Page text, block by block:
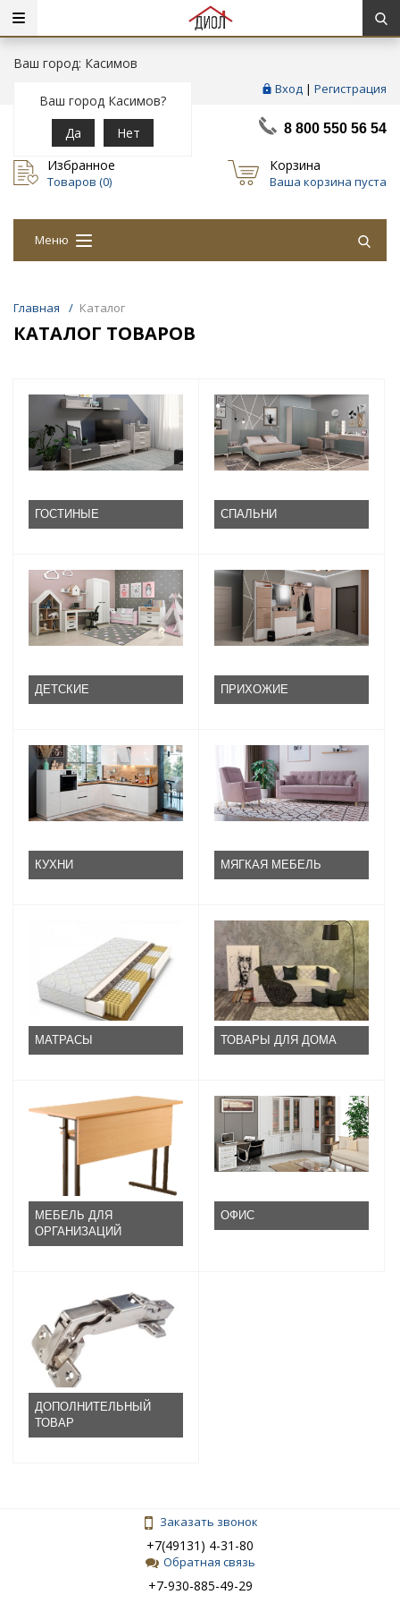
Ваш город: Касимов
Ваш город Касимов?
Да
Нет
Вход | Регистрация
8 800 550 56 54
Избранное
Товаров (0)
Корзина
Ваша корзина пуста
Меню
Главная / Каталог
КАТАЛОГ ТОВАРОВ
ГОСТИНЫЕ СПАЛЬНИ
ДЕТСКИЕ ПРИХОЖИЕ
КУХНИ МЯГКАЯ МЕБЕЛЬ
МАТРАСЫ ТОВАРЫ ДЛЯ ДОМА
МЕБЕЛЬ ДЛЯ
ОРГАНИЗАЦИЙ
ОФИС
ДОПОЛНИТЕЛЬНЫЙ
ТОВАР
Заказать звонок
+7(49131) 4-31-80
Обратная связь
+7-930-885-49-29